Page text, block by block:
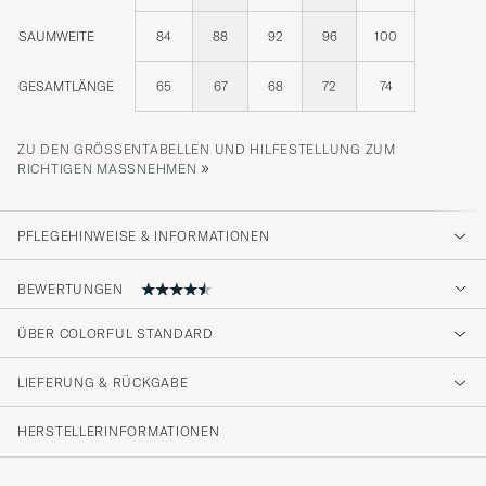
SAUMWEITE 84 88 92 96 100
GESAMTLÄNGE 65 67 68 72 74
ZU DEN GRÖSSENTABELLEN UND HILFESTELLUNG ZUM R
ICHTIGEN MASSNEHMEN
»
PFLEGEHINWEISE & INFORMATIONEN
BEWERTUNGEN
Bra kvalité och snabb leverans.
SUSANNE W GEKAUFT AM AUF CAREOFCARL.SE
ÜBER COLORFUL STANDARD
LIEFERUNG & RÜCKGABE
HERSTELLERINFORMATIONEN